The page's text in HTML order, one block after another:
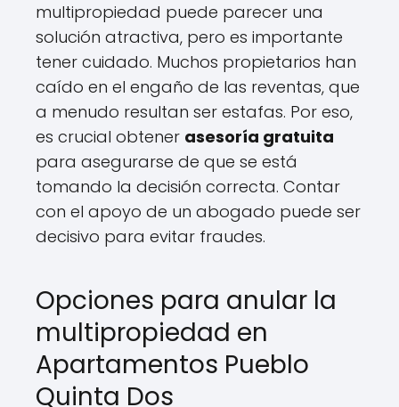
multipropiedad puede parecer una
solución atractiva, pero es importante
tener cuidado. Muchos propietarios han
caído en el engaño de las reventas, que
a menudo resultan ser estafas. Por eso,
es crucial obtener asesoría gratuita
para asegurarse de que se está
tomando la decisión correcta. Contar
con el apoyo de un abogado puede ser
decisivo para evitar fraudes.
Opciones para anular la
multipropiedad en
Apartamentos Pueblo
Quinta Dos